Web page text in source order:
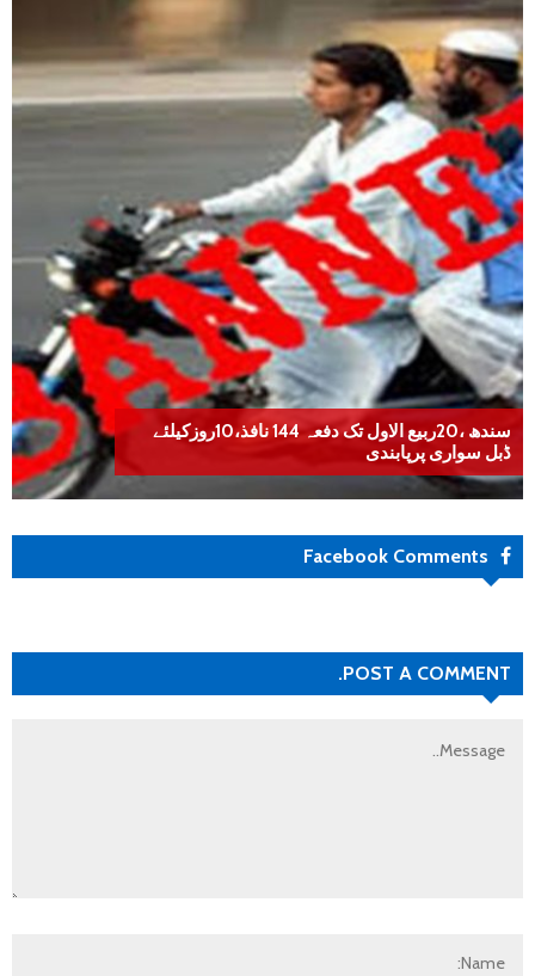
سندھ ،20ربیع الاول تک دفعہ 144 نافذ،10روزکیلئے
ڈبل سواری پرپابندی
Facebook Comments
POST A COMMENT.